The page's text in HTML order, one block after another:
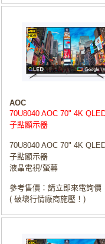
AOC
70U8040 AOC 70" 4K
子點顯示器
70U8040 AOC 70" 4K
子點顯示器
液晶電視/螢幕
參考售價：請立即來電詢價
( 破壞行情廠商施壓！)